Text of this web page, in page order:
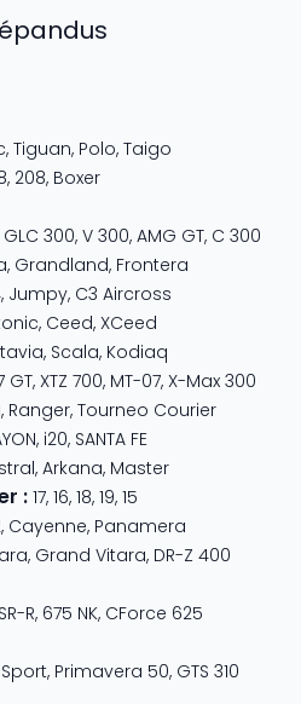
, Tiguan, Polo, Taigo
, 208, Boxer
GLC 300, V 300, AMG GT, C 300
, Grandland, Frontera
, Jumpy, C3 Aircross
, Ceed, XCeed
, Scala, Kodiaq
GT, XTZ 700, MT-07, X-Max 300
, Ranger, Tourneo Courier
, i20, SANTA FE
, Arkana, Master
: 17, 16, 18, 19, 15
, Cayenne, Panamera
, Grand Vitara, DR-Z 400
R, 675 NK, CForce 625
, Primavera 50, GTS 310